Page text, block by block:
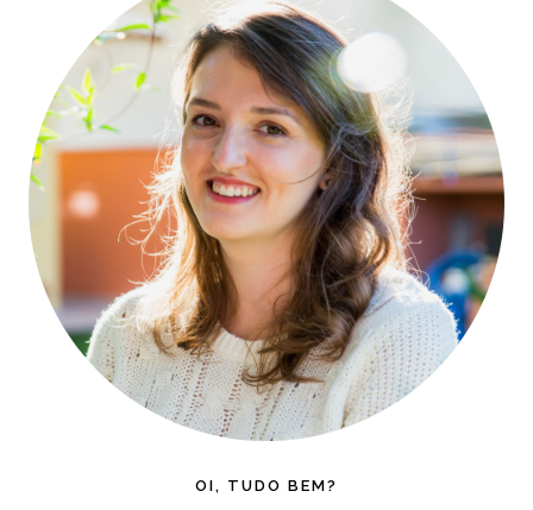
OI, TUDO BEM?